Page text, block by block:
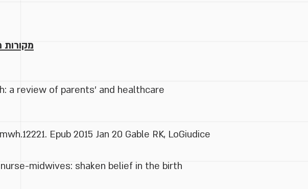
מקורות
review of parents’ and healthcare
Epub 2015 Jan 20 Gable RK, LoGiudice
midwives: shaken belief in the birth